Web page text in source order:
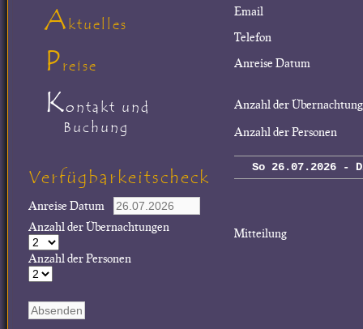
Email
Telefon
Anreise Datum
Anzahl der
Anzahl der Personen
So 26.07.2026 -
Mitteilung
Aktuelles
Preise
Kontakt und
Buchung
Verfügbarkeitscheck
Anreise Datum
Anzahl der Übernachtungen
Anzahl der Personen